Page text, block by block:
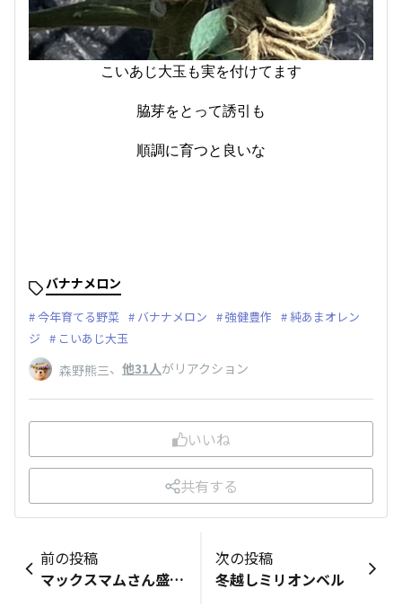
こいあじ大玉も実を付けてます
脇芽をとって誘引も
順調に育つと良いな
バナナメロン
今年育てる野菜 バナナメロン 強健豊作
純あまオレン
ジ
こいあじ大玉
森野熊三、 他31人がリアクション
いいね
共有する
前の投稿
マックスマムさん盛り盛り🌼*･
次の投稿
冬越しミリオンベル